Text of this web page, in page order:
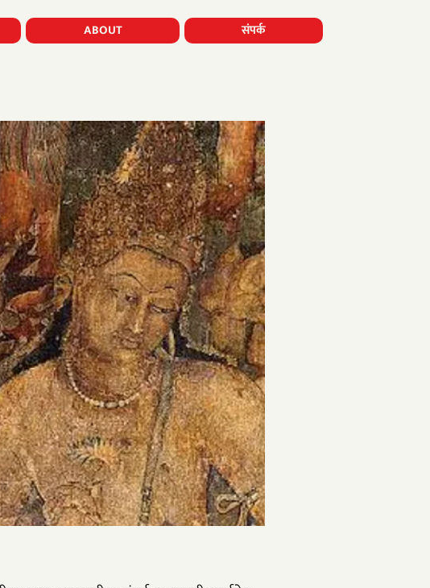
ABOUT संपर्क